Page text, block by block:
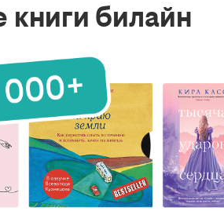
книги билайн